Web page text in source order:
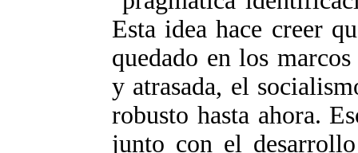
Esta idea hace creer
quedado en los
y atrasada, el
robusto hasta ahora.
junto con el